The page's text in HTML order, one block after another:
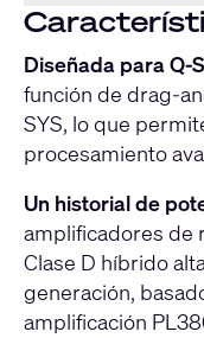
Diseñada para Q-
función de drag-
SYS, lo que
procesamiento
Un historial de
amplificadores de
Clase D híbrido
generación,
amplificación